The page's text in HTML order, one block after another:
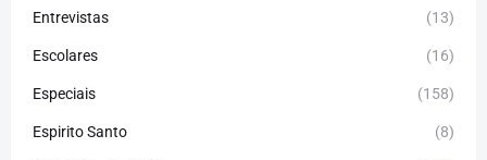
Entrevistas (13)
Escolares (16)
Especiais (158)
Espirito Santo (8)